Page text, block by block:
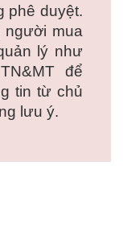
phê duyệt.
người mua
lý như
để
tin từ chủ
lưu ý.